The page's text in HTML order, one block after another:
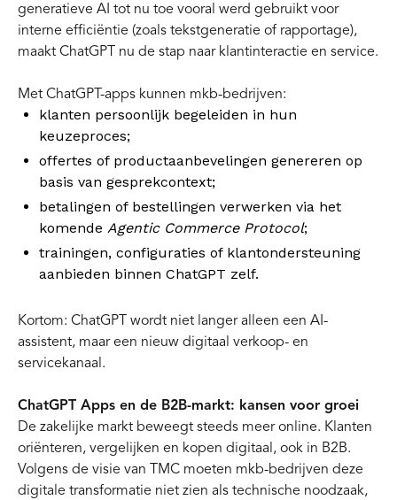
generatieve AI tot nu toe vooral werd gebruikt voor
interne efficiëntie (zoals tekstgeneratie of rapportage),
maakt ChatGPT nu de stap naar klantinteractie en service.
Met ChatGPT-apps kunnen mkb-bedrijven:
klanten persoonlijk begeleiden in hun
keuzeproces;
offertes of productaanbevelingen genereren op
basis van gesprekcontext;
betalingen of bestellingen verwerken via het
komende Agentic Commerce Protocol;
trainingen, configuraties of klantondersteuning
aanbieden binnen ChatGPT zelf.
Kortom: ChatGPT wordt niet langer alleen een AI-
assistent, maar een nieuw digitaal verkoop- en
servicekanaal.
ChatGPT Apps en de B2B-markt: kansen voor groei
De zakelijke markt beweegt steeds meer online. Klanten
oriënteren, vergelijken en kopen digitaal, ook in B2B.
Volgens de visie van TMC moeten mkb-bedrijven deze
digitale transformatie niet zien als technische noodzaak,